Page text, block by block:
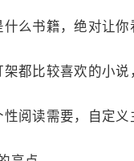
什么书籍，绝对让你
都比较喜欢的小说
性阅读需要，自定义